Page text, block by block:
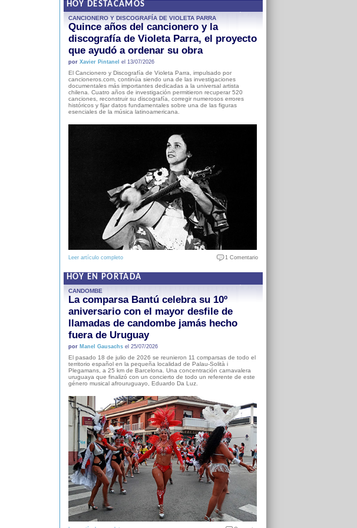
HOY DESTACAMOS
CANCIONERO Y DISCOGRAFÍA DE VIOLETA PARRA
Quince años del cancionero y la
discografía de Violeta Parra, el proyecto
que ayudó a ordenar su obra
por Xavier Pintanel el 13/07/2026
El Cancionero y Discografía de Violeta Parra, impulsado por
cancioneros.com, continúa siendo una de las investigaciones
documentales más importantes dedicadas a la universal artista
chilena. Cuatro años de investigación permitieron recuperar 520
canciones, reconstruir su discografía, corregir numerosos errores
históricos y fijar datos fundamentales sobre una de las figuras
esenciales de la música latinoamericana.
Leer artículo completo 1 Comentario
HOY EN PORTADA
CANDOMBE
La comparsa Bantú celebra su 10º
aniversario con el mayor desfile de
llamadas de candombe jamás hecho
fuera de Uruguay
por Manel Gausachsel 25/07/2026
El pasado 18 de julio de 2026 se reunieron 11 comparsas de todo el
territorio español en la pequeña localidad de Palau-Solità i
Plegamans, a 25 km de Barcelona. Una concentración carnavalera
uruguaya que finalizó con un concierto de todo un referente de este
género musical afrouruguayo, Eduardo Da Luz.